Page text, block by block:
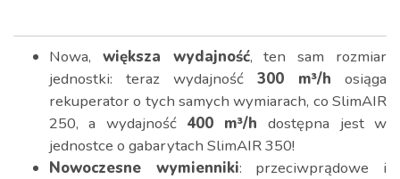
Nowa, większa wydajność, ten sam rozmiar
jednostki: teraz wydajność 300 m³/h osiąga
rekuperator o tych samych wymiarach, co SlimAIR
250, a wydajność 400 m³/hdostępna jest w
jednostce o gabarytach SlimAIR 350!
Nowoczesne wymienniki: przeciwprądowe i